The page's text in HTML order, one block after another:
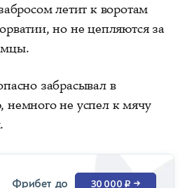
летит к воротам
но не цепляются за
забрасывал в
не успел к мячу
Фрибет до 30 000 ₽ →